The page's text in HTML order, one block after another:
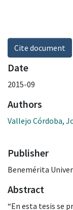
Cite document
Date
2015-09
Authors
Vallejo Córdoba,
Publisher
Benemérita
Abstract
“En esta tesis se